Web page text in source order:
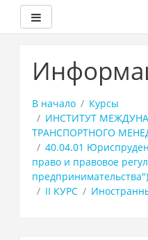
основному
В начало
Курсы
ИНСТИТУТ
ТРАНСПОРТНОГО
40.04.01
право и правовое
предпринимательства")
II КУРС